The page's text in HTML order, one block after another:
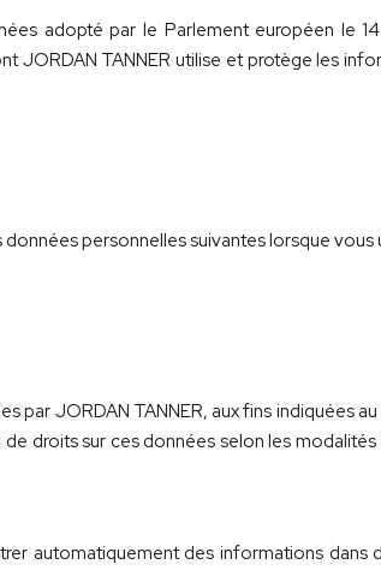
adopté par le Parlement européen le
TANNER utilise et protège les
personnelles suivantes lorsque vous
par JORDAN TANNER, aux fins indiquées
droits sur ces données selon les
automatiquement des informations dans